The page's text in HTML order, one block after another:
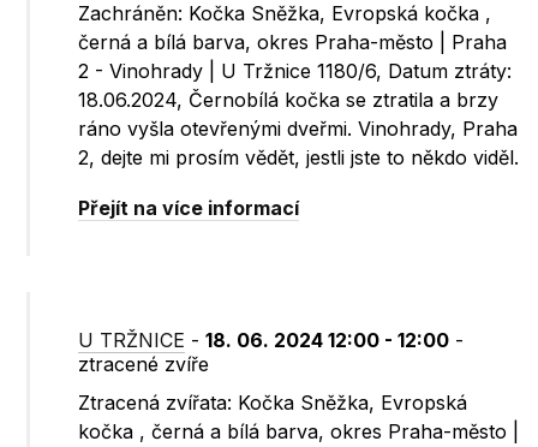
Zachráněn: Kočka Sněžka, Evropská kočka ,
černá a bílá barva, okres Praha-město | Praha
2 - Vinohrady | U Tržnice 1180/6, Datum ztráty:
18.06.2024, Černobílá kočka se ztratila a brzy
ráno vyšla otevřenými dveřmi. Vinohrady, Praha
2, dejte mi prosím vědět, jestli jste to někdo viděl.
Přejít na více informací
U TRŽNICE -18. 06. 2024 12:00 - 12:00 -
ztracené zvíře
Ztracená zvířata: Kočka Sněžka, Evropská
kočka , černá a bílá barva, okres Praha-město |